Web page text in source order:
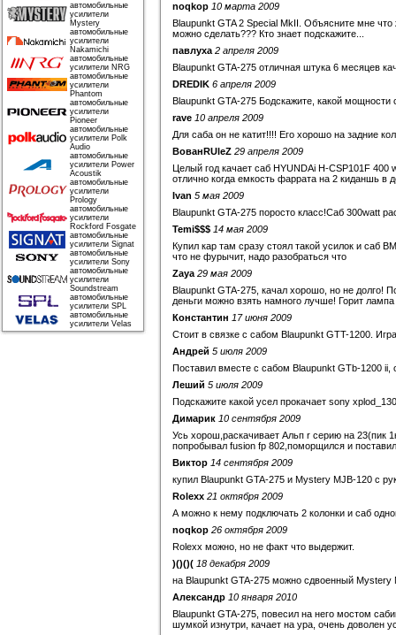
автомобильные
усилители
Mystery
автомобильные
усилители
Nakamichi
автомобильные
усилители NRG
автомобильные
усилители
Phantom
автомобильные
усилители
Pioneer
автомобильные
усилители Polk
Audio
автомобильные
усилители Power
Acoustik
автомобильные
усилители
Prology
автомобильные
усилители
Rockford Fosgate
автомобильные
усилители Signat
автомобильные
усилители Sony
автомобильные
усилители
Soundstream
автомобильные
усилители SPL
автомобильные
усилители Velas
noqkop 10 марта 2009
Blaupunkt GTA 2 Special MkII. Объясните мне что
можно сделать??? Кто знает подскажите...
павлуха 2 апреля 2009
Blaupunkt GTA-275 отличная штука 6 месяцев
DREDIK 6 апреля 2009
Blaupunkt GTA-275 Бодскажите, какой мощности
rave 10 апреля 2009
Для саба он не катит!!!! Его хорошо на задние
ВованRUleZ 29 апреля 2009
Целый год качает саб HYUNDAi H-CSP101F 400
отлично когда емкость фаррата на 2 киданшь в
Ivan 5 мая 2009
Blaupunkt GTA-275 поросто класс!Саб 300watt
Temi$$$ 14 мая 2009
Купил кар там сразу стоял такой усилок и саб
что не фурычит, надо разобраться что
Zaya 29 мая 2009
Blaupunkt GTA-275, качал хорошо, но не долго!
деньги можно взять намного лучше! Горит
Константин 17 июня 2009
Стоит в связке с сабом Blaupunkt GTT-1200.
Андрей 5 июля 2009
Поставил вместе с сабом Blaupunkt GTb-1200 ii,
Леший 5 июля 2009
Подскажите какой усел прокачает sony
Димарик 10 сентября 2009
Усь хорош,раскачивает Альп r серию на 23(пик
попробывал fusion fp 802,поморщился и
Виктор 14 сентября 2009
купил Blaupunkt GTA-275 и Mystery MJB-120 с
Rolexx 21 октября 2009
А можно к нему подключать 2 колонки и саб
noqkop 26 октября 2009
Rolexx можно, но не факт что выдержит.
)()()( 18 декабря 2009
на Blaupunkt GTA-275 можно сдвоенный Mystery
Александр 10 января 2010
Blaupunkt GTA-275, повесил на него мостом
шумкой изнутри, качает на ура, очень доволен